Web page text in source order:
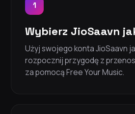
1
Wybierz JioSaavn
Użyj swojego konta JioSaavn
rozpocznij przygodę z
za pomocą Free Your Music.